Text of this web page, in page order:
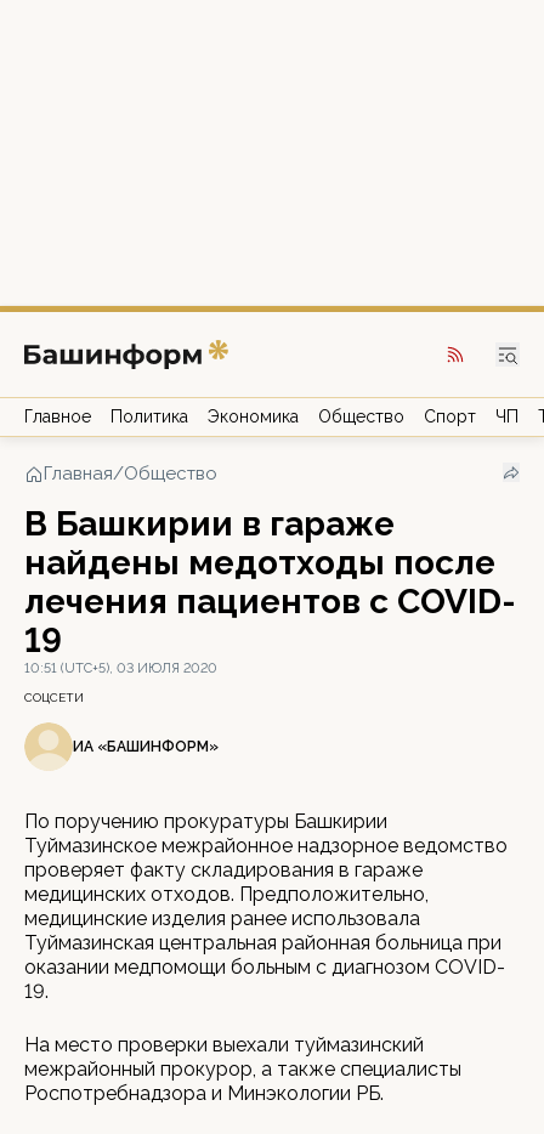
Главное Политика Экономика Общество Спорт ЧП
Главная/Общество
В Башкирии в гараже
найдены медотходы после
лечения пациентов с COVID-
19
10:51 (UTC+5), 03 ИЮЛЯ 2020
СОЦСЕТИ
ИА «БАШИНФОРМ»
По поручению прокуратуры Башкирии
Туймазинское межрайонное надзорное ведомство
проверяет факту складирования в гараже
медицинских отходов. Предположительно,
медицинские изделия ранее использовала
Туймазинская центральная районная больница при
оказании медпомощи больным с диагнозом COVID-
19.
На место проверки выехали туймазинский
межрайонный прокурор, а также специалисты
Роспотребнадзора и Минэкологии РБ.